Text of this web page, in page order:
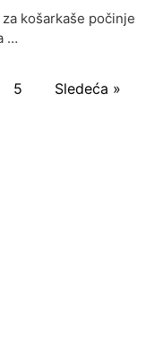
košarkaše počinje
…
5 Sledeća »